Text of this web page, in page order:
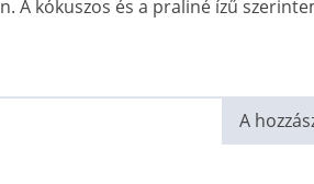
A kókuszos és a praliné ízű
A